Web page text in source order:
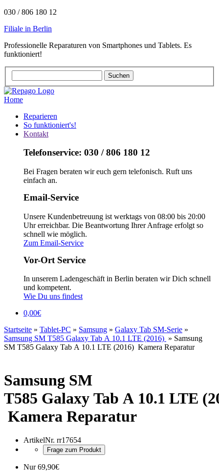
030 / 806 180 12
Filiale in Berlin
Professionelle Reparaturen von Smartphones und Tablets. Es
funktioniert!
Home
Reparieren
So funktioniert's!
Kontakt
Telefonservice: 030 / 806 180 12
Bei Fragen beraten wir euch gern telefonisch. Ruft uns
einfach an.
Email-Service
Unsere Kundenbetreuung ist werktags von 08:00 bis 20:00
Uhr erreichbar. Die Beantwortung Ihrer Anfrage erfolgt so
schnell wie möglich.
Zum Email-Service
Vor-Ort Service
In unserem Ladengeschäft in Berlin beraten wir Dich schnell
und kompetent.
Wie Du uns findest
0,00€
Startseite » Tablet-PC » Samsung » Galaxy Tab SM-Serie »
Samsung SM T585 Galaxy Tab A 10.1 LTE (2016) » Samsung
SM T585 Galaxy Tab A 10.1 LTE (2016) Kamera Reparatur
Samsung SM
T585 Galaxy Tab A 10.1 LTE
Kamera Reparatur
ArtikelNr. rr17654
Frage zum Produkt
Nur69,90€